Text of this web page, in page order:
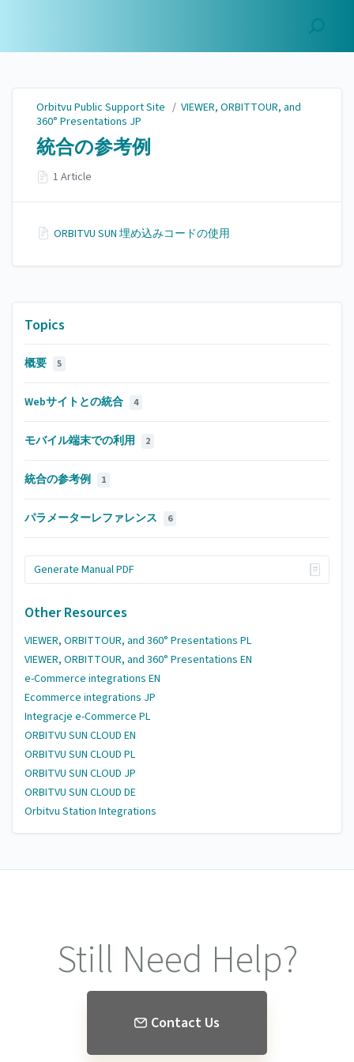
Topics
概要 5
Webサイトとの統合 4
モバイル端末での利用 2
統合の参考例 1
パラメーターレファレンス 6
Generate Manual PDF
Other Resources
VIEWER, ORBITTOUR, and 360° Presentations PL
VIEWER, ORBITTOUR, and 360° Presentations EN
e-Commerce integrations EN
Ecommerce integrations JP
Integracje e-Commerce PL
ORBITVU SUN CLOUD EN
ORBITVU SUN CLOUD PL
ORBITVU SUN CLOUD JP
ORBITVU SUN CLOUD DE
Orbitvu Station Integrations
Orbitvu Public Support Site / VIEWER, ORBITTOUR, and
360° Presentations JP
統合の参考例
1 Article
ORBITVU SUN 埋め込みコードの使用
Still Need Help?
Contact Us